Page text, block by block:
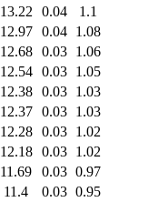
13.22 0.04
1.1
12.97 0.04 1.08
12.68 0.03 1.06
12.54 0.03 1.05
12.38 0.03 1.03
12.37 0.03 1.03
12.28 0.03 1.02
12.18 0.03 1.02
11.69 0.03 0.97
11.4 0.03 0.95